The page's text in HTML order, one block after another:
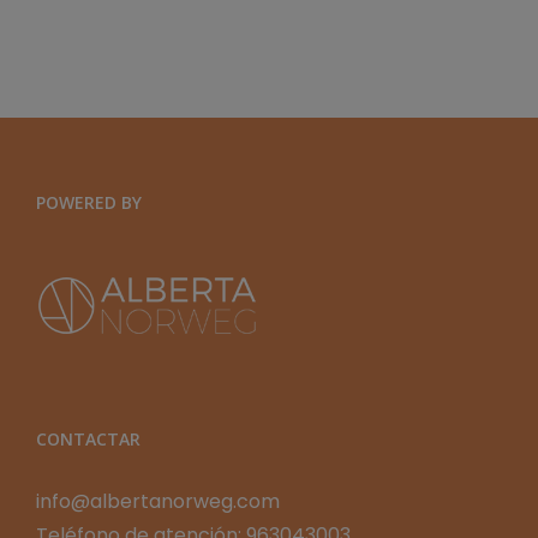
EXPONENCIALES
POWERED BY
CONTACTAR
info@albertanorweg.com